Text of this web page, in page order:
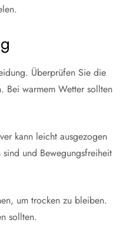
Überprüfen Sie die
Bei warmem Wetter sollten
kann leicht ausgezogen
und Bewegungsfreiheit
um trocken zu bleiben.
sollten.